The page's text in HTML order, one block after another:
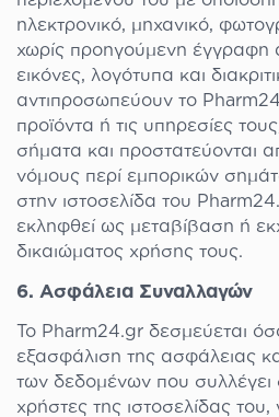
ηλεκτρονικό, μηχανικό,
χωρίς προηγούμενη έγγραφη
εικόνες, λογότυπα και
αντιπροσωπεύουν το
προϊόντα ή τις υπηρεσίες
σήματα και προστατεύονται
νόμους περί εμπορικών
στην ιστοσελίδα του
εκληφθεί ως μεταβίβαση ή
δικαιώματος χρήσης τους.
6. Ασφάλεια Συναλλαγών
Το Pharm24.gr δεσμεύεται
εξασφάλιση της ασφάλειας
των δεδομένων που συλλέγει
χρήστες της ιστοσελίδας του,